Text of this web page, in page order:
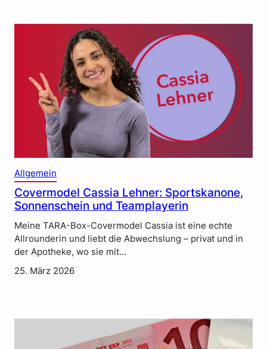
Allgemein
Covermodel Cassia Lehner: Sportskanone,
Sonnenschein und Teamplayerin
Meine TARA-Box-Covermodel Cassia ist eine echte
Allrounderin und liebt die Abwechslung – privat und in
der Apotheke, wo sie mit…
25. März 2026